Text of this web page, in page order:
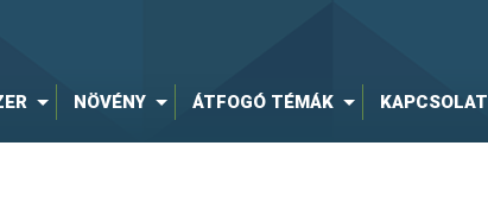
NÖVÉNY ÁTFOGÓ TÉMÁK KAPCSOLAT